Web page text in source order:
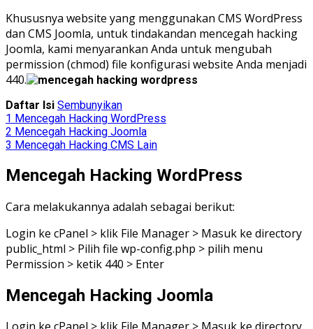
Khususnya website yang menggunakan CMS WordPress
dan CMS Joomla, untuk tindakandan mencegah hacking
Joomla, kami menyarankan Anda untuk mengubah
permission (chmod) file konfigurasi website Anda menjadi
440.
Daftar Isi Sembunyikan
1 Mencegah Hacking WordPress
2 Mencegah Hacking Joomla
3 Mencegah Hacking CMS Lain
Mencegah Hacking WordPress
Cara melakukannya adalah sebagai berikut:
Login ke cPanel > klik File Manager > Masuk ke directory
public_html > Pilih file wp-config.php > pilih menu
Permission > ketik 440 > Enter
Mencegah Hacking Joomla